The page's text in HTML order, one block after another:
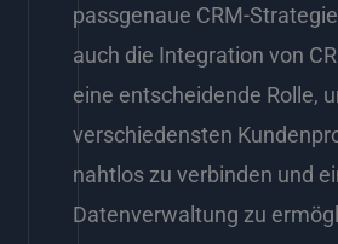
passgenaue CRM-
auch die Integration von
eine entscheidende Rolle,
verschiedensten
nahtlos zu verbinden und
Datenverwaltung zu